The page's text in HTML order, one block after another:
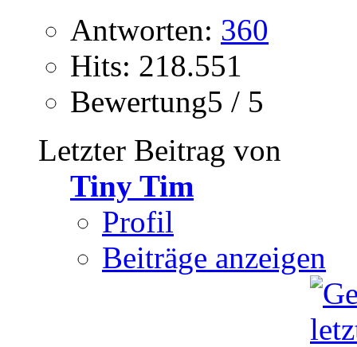
Antworten: 360
Hits: 218.551
Bewertung5 / 5
Letzter Beitrag von
Tiny Tim
Profil
Beiträge anzeigen